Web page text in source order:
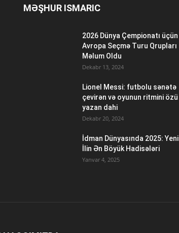
MƏŞHUR ISMARIC
2026 Dünya Çempionatı üçün
Avropa Seçmə Turu Qrupları
Məlum Oldu
Dekabr 13, 2024
Lionel Messi: futbolu sənətə
çevirən və oyunun ritmini özü
yazan dahi
Dekabr 20, 2024
İdman Dünyasında 2025: Yeni
İlin Ən Böyük Hadisələri
Yanvar 4, 2025